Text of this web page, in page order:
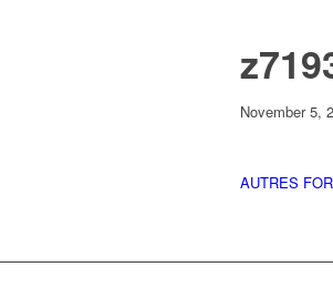
November 5,
AUTRES